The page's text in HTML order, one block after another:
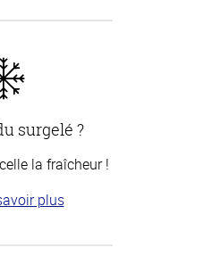
surgelé ?
la fraîcheur !
plus